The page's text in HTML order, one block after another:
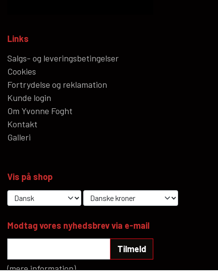
Links
Salgs- og leveringsbetingelser
Cookies
Fortrydelse og reklamation
Kunde login
Om Yvonne Foght
Kontakt
Galleri
Vis på shop
Modtag vores nyhedsbrev via e-mail
Tilmeld
(mere information)